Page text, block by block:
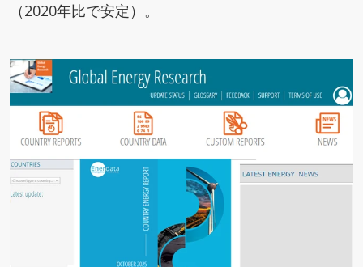
（2020年比で安定）。